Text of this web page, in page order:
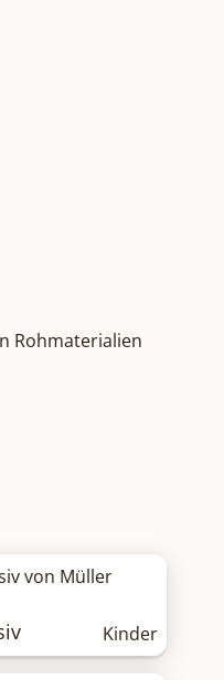
Rohmaterialien
Kinder